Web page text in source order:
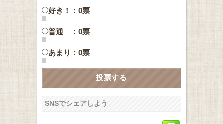
好き！：0票
普通 ：0票
あまり：0票
SNSでシェアしよう